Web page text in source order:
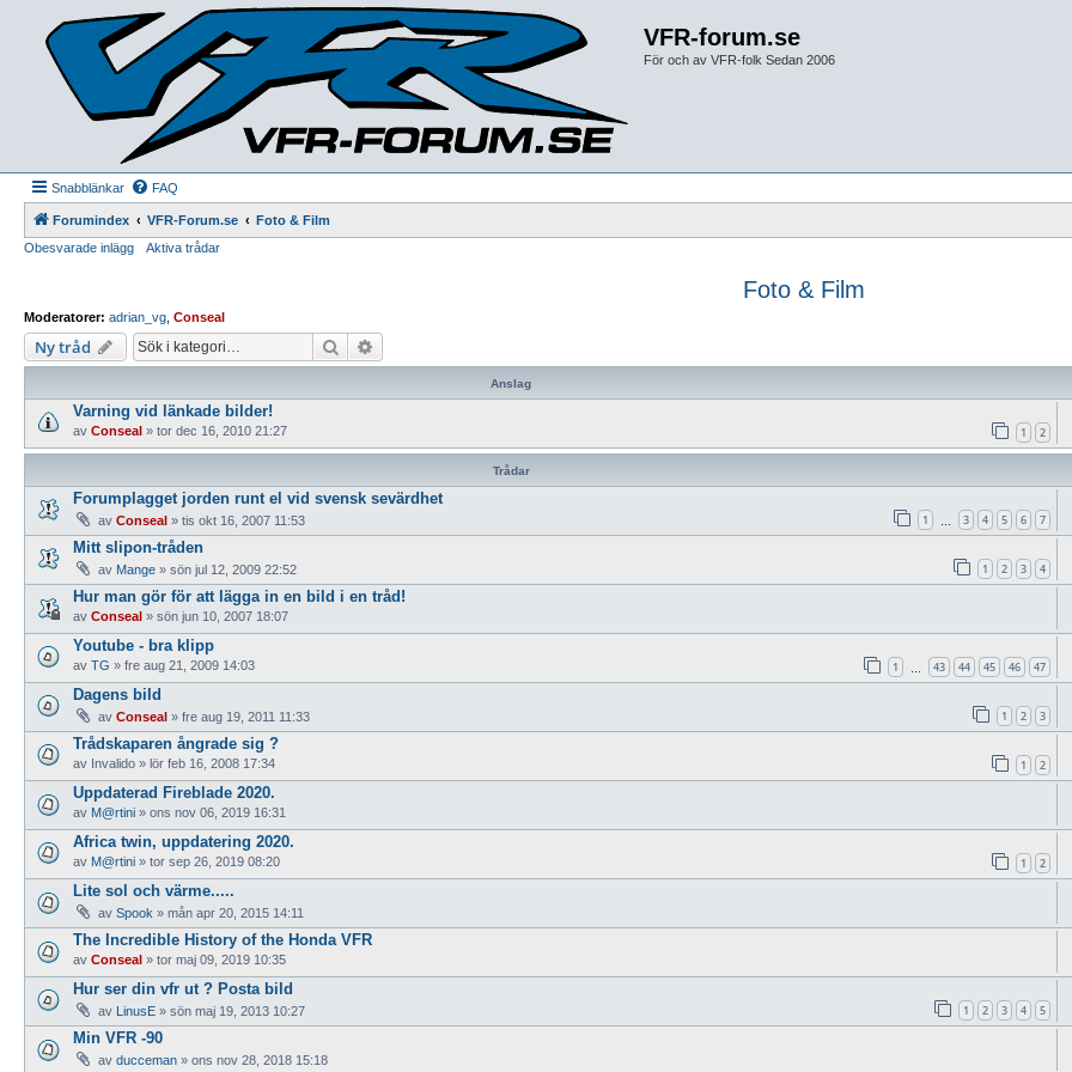
VFR-forum.se
För och av VFR-folk Sedan 2006
Snabblänkar FAQ
Forumindex VFR-Forum.se
Foto & Film
Obesvarade inlägg
Aktiva trådar
Foto & Film
Moderatorer: adrian_vg Conseal
Ny tråd Sök
Anslag
Varning vid länkade bilder!
av Conseal » tor dec 16, 2010 21:27 1 2
Trådar
Forumplagget jorden runt el vid svensk sevärdhet
av Conseal » tis okt 16, 2007 11:53 1 3 4 5 6 7
Mitt slipon-tråden
av Mange » sön jul 12, 2009 22:52 1 2 3 4
Hur man gör för att lägga in en bild i en tråd!
av Conseal » sön jun 10, 2007 18:07
Youtube - bra klipp
av TG » fre aug 21, 2009 14:03 1 43 44 45 46 47
Dagens bild
av Conseal » fre aug 19, 2011 11:33 1 2 3
Trådskaparen ångrade sig ?
av Invalido » lör feb 16, 2008 17:34 1 2
Uppdaterad Fireblade 2020.
av M@rtini » ons nov 06, 2019 16:31
Africa twin, uppdatering 2020.
av M@rtini » tor sep 26, 2019 08:20 1 2
Lite sol och värme.....
av Spook » mån apr 20, 2015 14:11
The Incredible History of the Honda VFR
av Conseal » tor maj 09, 2019 10:35
Hur ser din vfr ut ? Posta bild
av LinusE » sön maj 19, 2013 10:27 1 2 3 4 5
Min VFR -90
av ducceman » ons nov 28, 2018 15:18